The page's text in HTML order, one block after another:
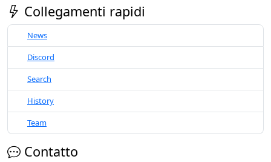
Collegamenti rapidi
News
Discord
Search
History
Team
Contatto